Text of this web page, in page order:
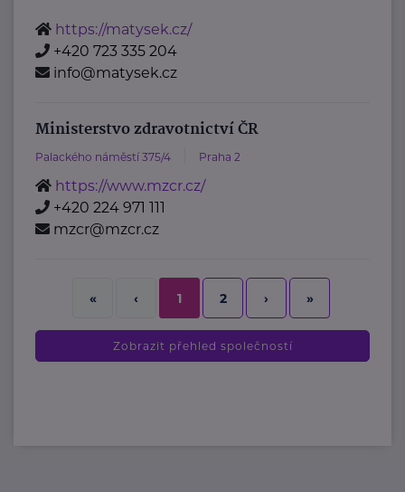
https://matysek.cz/
+420 723 335 204
info@matysek.cz
Ministerstvo zdravotnictví ČR
Palackého náměstí 375/4 Praha 2
https://www.mzcr.cz/
+420 224 971 111
mzcr@mzcr.cz
« ‹ 1 2 › »
Zobrazit přehled společností